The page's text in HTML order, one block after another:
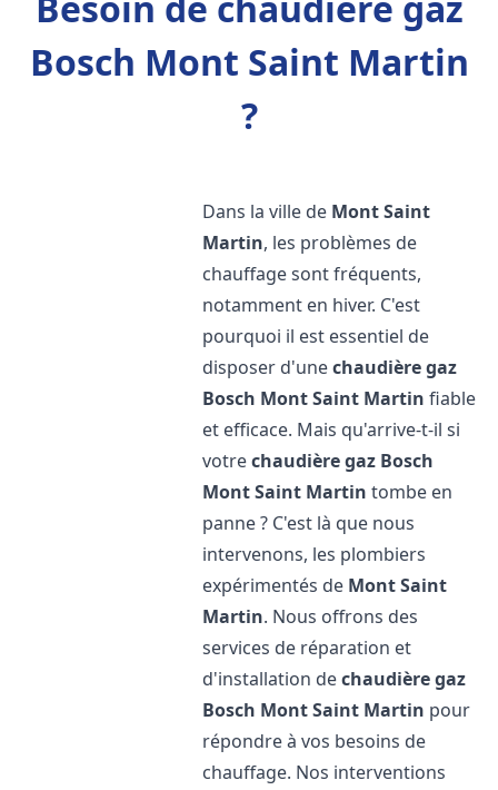
Bosch Mont Saint Martin
?
Dans la ville de Mont Saint
Martin, les problèmes de
chauffage sont fréquents,
notamment en hiver. C'est
pourquoi il est essentiel de
disposer d'unechaudière gaz
Bosch Mont Saint Martin fiable
et efficace. Mais qu'arrive-t-il si
votrechaudière gaz Bosch
Mont Saint Martin tombe en
panne ? C'est là que nous
intervenons, les plombiers
expérimentés de Mont Saint
Martin. Nous offrons des
services de réparation et
d'installation dechaudière gaz
Bosch Mont Saint Martin pour
répondre à vos besoins de
chauffage. Nos interventions